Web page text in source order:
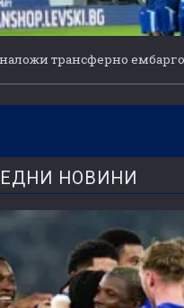
трансферно ембарго
НОВИНИ